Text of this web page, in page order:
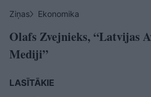
Ziņas
Ekonomika
Olafs Zvejnieks, “Latvijas
Mediji”
LASĪTĀKIE